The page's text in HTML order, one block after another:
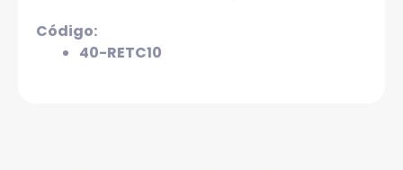
Código:
40-RETC10